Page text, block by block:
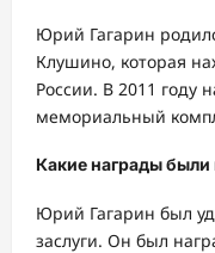
Юрий Гагарин
Клушино, которая
России. В 2011 году
мемориальный
Какие награды
Юрий Гагарин был
заслуги. Он был